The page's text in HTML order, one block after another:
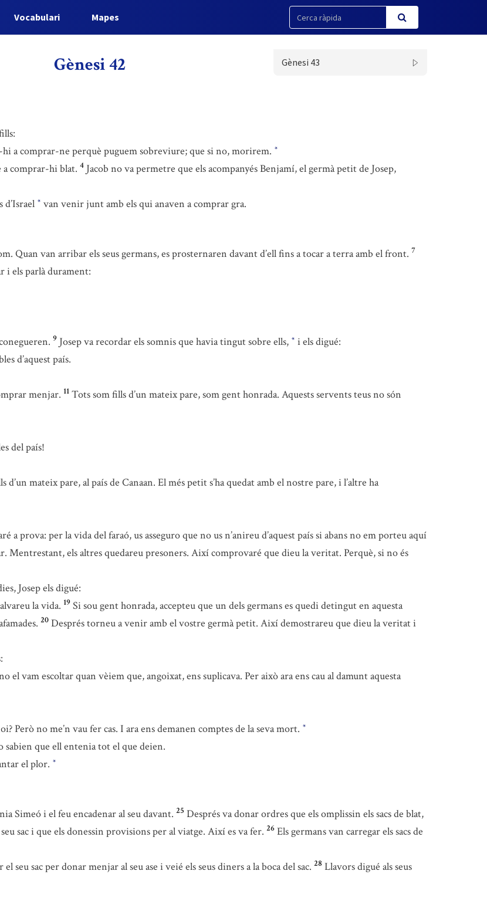
Vocabulari Mapes
Gènesi 42 Gènesi 43
a comprar-ne perquè puguem sobreviure; que si no, morirem. *
a comprar-hi blat. 4 Jacob no va permetre que els acompanyés Benjamí, el germà petit de Josep,
d’Israel * van venir junt amb els qui anaven a comprar gra.
Quan van arribar els seus germans, es prosternaren davant d’ell fins a tocar a terra amb el front. 7
i els parlà durament:
9 Josep va recordar els somnis que havia tingut sobre ells, * i els digué:
d’aquest país.
menjar. 11 Tots som fills d’un mateix pare, som gent honrada. Aquests servents teus no són
del país!
mateix pare, al país de Canaan. El més petit s’ha quedat amb el nostre pare, i l’altre ha
a prova: per la vida del faraó, us asseguro que no us n’anireu d’aquest país si abans no em porteu aquí
Mentrestant, els altres quedareu presoners. Així comprovaré que dieu la veritat. Perquè, si no és
Josep els digué:
la vida. 19 Si sou gent honrada, accepteu que un dels germans es quedi detingut en aquesta
20 Després torneu a venir amb el vostre germà petit. Així demostrareu que dieu la veritat i
vam escoltar quan vèiem que, angoixat, ens suplicava. Per això ara ens cau al damunt aquesta
Però no me’n vau fer cas. I ara ens demanen comptes de la seva mort. *
sabien que ell entenia tot el que deien.
el plor. *
Simeó i el feu encadenar al seu davant. 25 Després va donar ordres que els omplissin els sacs de blat,
sac i que els donessin provisions per al viatge. Així es va fer. 26 Els germans van carregar els sacs de
seu sac per donar menjar al seu ase i veié els seus diners a la boca del sac. 28 Llavors digué als seus